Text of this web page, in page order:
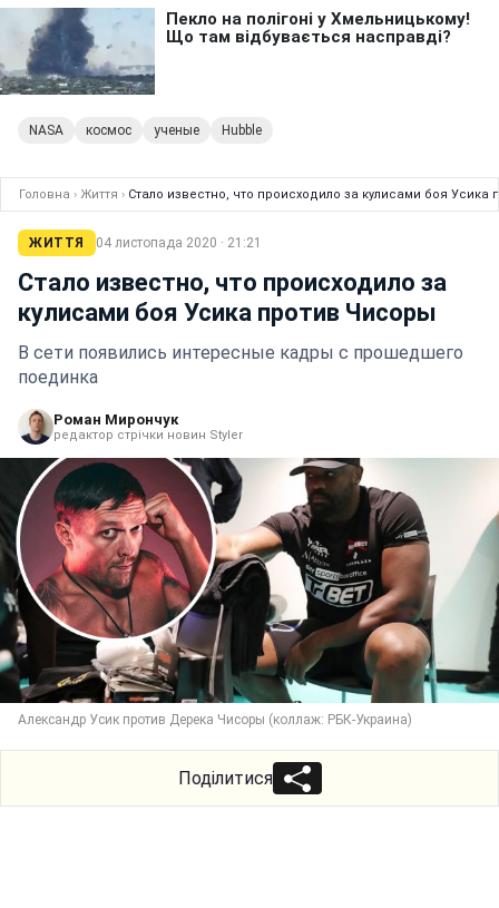
NASA космос ученые Hubble
Головна › Життя › Стало известно, что происходило за кулисами боя Усика
ЖИТТЯ 04 листопада 2020 · 21:21
Стало известно, что происходило за
кулисами боя Усика против Чисоры
В сети появились интересные кадры с прошедшего
поединка
Роман Мирончук
редактор стрічки новин Styler
Александр Усик против Дерека Чисоры (коллаж: РБК-Украина)
Поділитися